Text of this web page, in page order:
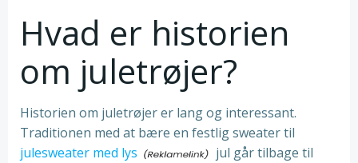
Hvad er historien
om juletrøjer?
Historien om juletrøjer er lang og interessant.
Traditionen med at bære en festlig sweater til
julesweater med lys
jul går tilbage til